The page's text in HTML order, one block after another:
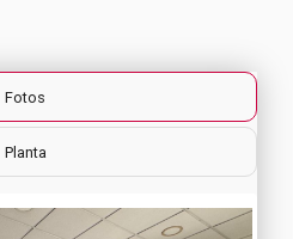
Fotos
Planta